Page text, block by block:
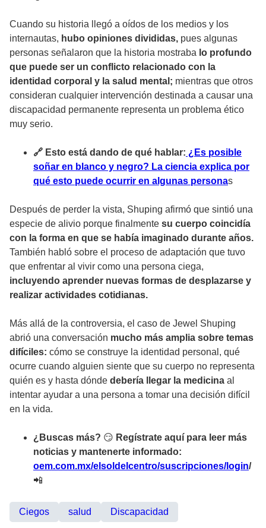
Cuando su historia llegó a oídos de los medios y los
internautas, hubo opiniones divididas, pues algunas
personas señalaron que la historia mostraba lo profundo
que puede ser un conflicto relacionado con la
identidad corporal y la salud mental; mientras que otros
consideran cualquier intervención destinada a causar una
discapacidad permanente representa un problema ético
muy serio.
🔗 Esto está dando de qué hablar: ¿Es posible
soñar en blanco y negro? La ciencia explica por
qué esto puede ocurrir en algunas personas
Después de perder la vista, Shuping afirmó que sintió una
especie de alivio porque finalmente su cuerpo coincidía
con la forma en que se había imaginado durante años.
También habló sobre el proceso de adaptación que tuvo
que enfrentar al vivir como una persona ciega,
incluyendo aprender nuevas formas de desplazarse y
realizar actividades cotidianas.
Más allá de la controversia, el caso de Jewel Shuping
abrió una conversación mucho más amplia sobre temas
difíciles: cómo se construye la identidad personal, qué
ocurre cuando alguien siente que su cuerpo no representa
quién es y hasta dónde debería llegar la medicina al
intentar ayudar a una persona a tomar una decisión difícil
en la vida.
¿Buscas más? 😏 Regístrate aquí para leer más
noticias y mantenerte informado:
oem.com.mx/elsoldelcentro/suscripciones/login/
📲
Ciegos salud Discapacidad